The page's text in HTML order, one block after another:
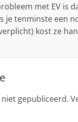
met EV is
je tenminste een
kost ze
gepubliceerd.